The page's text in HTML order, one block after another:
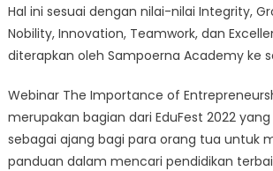
Hal ini sesuai dengan nilai-nilai Integrity,
Nobility, Innovation, Teamwork, dan
diterapkan oleh Sampoerna Academy ke
Webinar The Importance of
merupakan bagian dari EduFest 2022
sebagai ajang bagi para orang tua untuk
panduan dalam mencari pendidikan